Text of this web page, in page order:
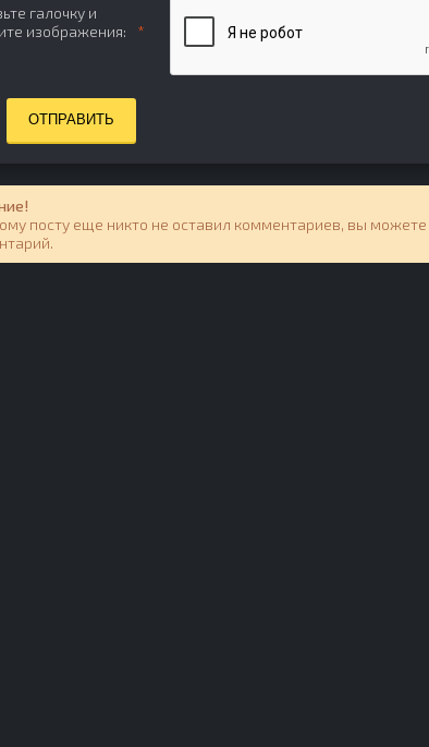
галочку и
изображения:
ОТПРАВИТЬ
посту еще никто не оставил комментариев, вы